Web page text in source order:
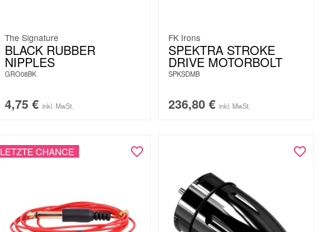
The Signature
BLACK RUBBER
NIPPLES
GRO08BK
4,75 € inkl. MwSt.
FK Irons
SPEKTRA STROKE
DRIVE MOTORBOLT
SPKSDMB
236,80 € inkl. MwSt.
LETZTE CHANCE